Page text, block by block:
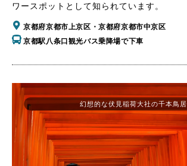
ワースポットとして知られています。
京都府京都市上京区・京都府京都市中京区
京都駅八条口観光バス乗降場で下車
幻想的な伏見稲荷大社の千本鳥居